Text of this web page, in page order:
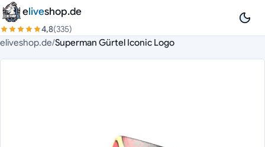
Zum Inhalt springen
eliveshop.de
4,8(335)
eliveshop.de/Superman Gürtel Iconic Logo